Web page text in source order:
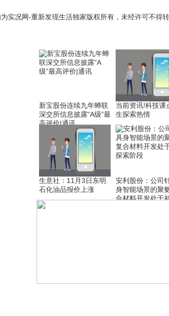
实况网-重新发现生活独家版权所有，未经许可不
新宝股份连续九年蝉联
深交所信息披露“A级”最
高评价|通讯
当前资讯!科技课
生探索热情
生意社：11月3日东明
石化油品报价上涨
安利股份：公司
身智能场景的聚
合材料开发处于